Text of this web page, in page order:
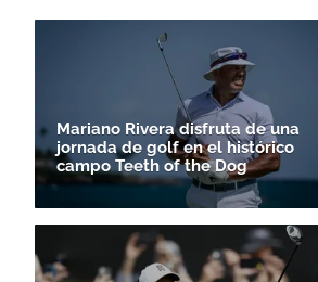
Mariano Rivera disfruta de una
jornada de golf en el histórico
campo Teeth of the Dog